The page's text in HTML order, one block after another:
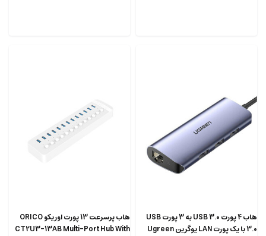
هاب 4 پورت USB 3.0 به 3 پورت USB
3.0 با یک پورت LAN یوگرین Ugreen
هاب پرسرعت 13 پورت اوریکو ORICO
CT2U3-13AB Multi-Port Hub With